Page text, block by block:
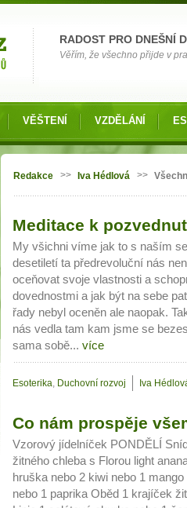
RADOST PRO DNEŠNÍ
Věřím, že všechno přijde v
VĚŠTENÍ VZDĚLÁNÍ
Jste zde
Redakce >> Iva Hédlová >>
Meditace k
My všichni víme jak to s naším
desetiletí ta předrevoluční nás
oceňovat svoje vlastnosti a
dovednostmi a jak být na sebe
řady nebyl oceněn ale naopak.
nás vedla tam kam jsme se
sama sobě... více
Esoterika, Duchovní rozvoj Iva
Co nám prospěje
Vzorový jídelníček PONDĚLÍ
žitného chleba s Florou light
hruška nebo 2 kiwi nebo 1
nebo 1 paprika Oběd 1 krajíček
Stránky